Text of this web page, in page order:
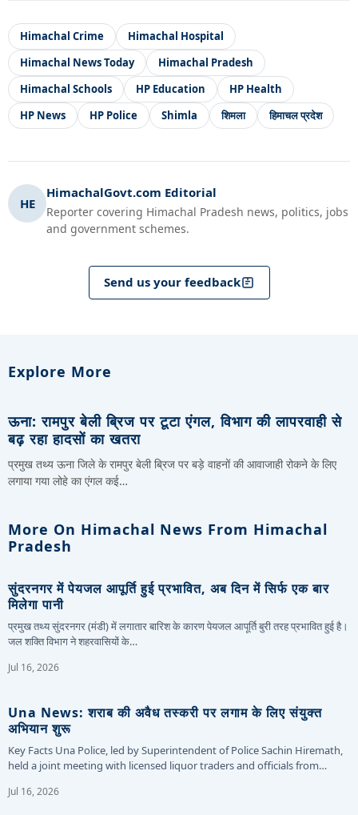
Himachal Crime
Himachal Hospital
Himachal News Today
Himachal Pradesh
Himachal Schools
HP Education
HP Health
HP News
HP Police Shimla शिमला हिमाचल प्रदेश
HE
HimachalGovt.com Editorial
Reporter covering Himachal Pradesh news, politics, jobs
and government schemes.
Send us your feedback
Explore More
ऊना: रामपुर बेली ब्रिज पर टूटा एंगल, विभाग की लापरवाही से
बढ़ रहा हादसों का खतरा
प्रमुख तथ्य ऊना जिले के रामपुर बेली ब्रिज पर बड़े वाहनों की आवाजाही रोकने के लिए
लगाया गया लोहे का एंगल कई…
More On Himachal News From Himachal
Pradesh
सुंदरनगर में पेयजल आपूर्ति हुई प्रभावित, अब दिन में सिर्फ एक बार
मिलेगा पानी
प्रमुख तथ्य सुंदरनगर (मंडी) में लगातार बारिश के कारण पेयजल आपूर्ति बुरी तरह प्रभावित हुई है।
जल शक्ति विभाग ने शहरवासियों के…
Jul 16, 2026
Una News: शराब की अवैध तस्करी पर लगाम के लिए संयुक्त
अभियान शुरू
Key Facts Una Police, led by Superintendent of Police Sachin Hiremath,
held a joint meeting with licensed liquor traders and officials from…
Jul 16, 2026